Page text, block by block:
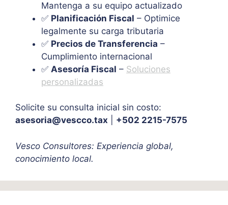
Mantenga a su equipo actualizado
✅ Planificación Fiscal – Optimice
legalmente su carga tributaria
✅ Precios de Transferencia –
Cumplimiento internacional
✅ Asesoría Fiscal – Soluciones
personalizadas
Solicite su consulta inicial sin costo:
asesoria@vescco.tax
+502 2215-7575
Vesco Consultores: Experiencia global,
conocimiento local.